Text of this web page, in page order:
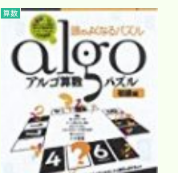
して、的確な攻略法を指南してい
ます。著者は、有名進学塾の経験
豊富な講師、川崎真弘氏。オスス
メ...
算数